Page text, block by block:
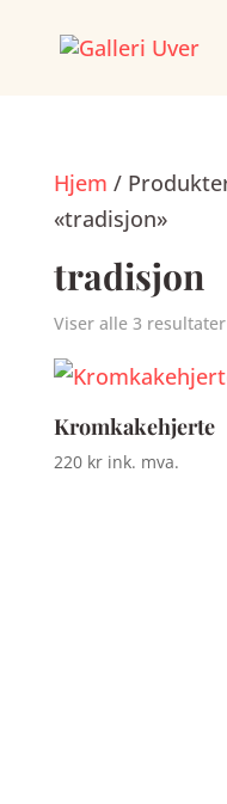
Hjem /
«tradisjon»
tradisjon
Viser alle 3 resultater
Kromkakehjerte
220 kr ink. mva.